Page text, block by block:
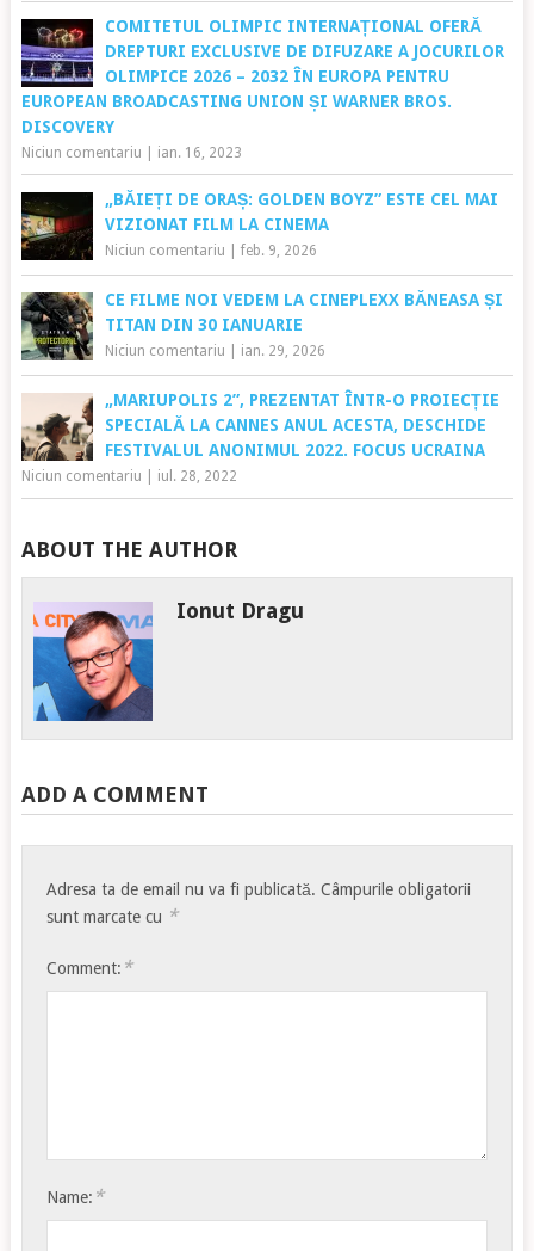
COMITETUL OLIMPIC INTERNAȚIONAL OFERĂ
DREPTURI EXCLUSIVE DE DIFUZARE A JOCURILOR
OLIMPICE 2026 – 2032 ÎN EUROPA PENTRU
EUROPEAN BROADCASTING UNION ȘI WARNER BROS.
DISCOVERY
Niciun comentariu ian. 16, 2023
„BĂIEȚI DE ORAȘ: GOLDEN BOYZ” ESTE CEL MAI
VIZIONAT FILM LA CINEMA
Niciun comentariu feb. 9, 2026
CE FILME NOI VEDEM LA CINEPLEXX BĂNEASA ȘI
TITAN DIN 30 IANUARIE
Niciun comentariu ian. 29, 2026
„MARIUPOLIS 2”, PREZENTAT ÎNTR-O PROIECȚIE
SPECIALĂ LA CANNES ANUL ACESTA, DESCHIDE
FESTIVALUL ANONIMUL 2022. FOCUS UCRAINA
Niciun comentariu iul. 28, 2022
ABOUT THE AUTHOR
Ionut Dragu
ADD A COMMENT
Adresa ta de email nu va fi publicată. Câmpurile obligatorii
sunt marcate cu *
Comment: *
Name: *